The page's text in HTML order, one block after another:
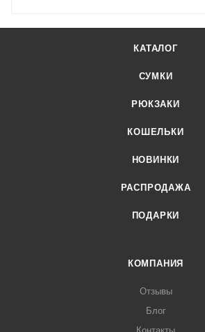
КАТАЛОГ
СУМКИ
РЮКЗАКИ
КОШЕЛЬКИ
НОВИНКИ
РАСПРОДАЖА
ПОДАРКИ
КОМПАНИЯ
Отзывы
Блог